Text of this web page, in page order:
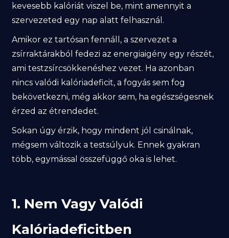
kevesebb kalóriát viszel be, mint amennyit a
szervezeted egy nap alatt felhasznál.
Amikor ez tartósan fennáll, a szervezet a
zsírraktárakból fedezi az energiaigény egy részét,
ami testzsírcsökkenéshez vezet. Ha azonban
nincs valódi kalóriadeficit, a fogyás sem fog
bekövetkezni, még akkor sem, ha egészségesnek
érzed az étrendedet.
Sokan úgy érzik, hogy mindent jól csinálnak,
mégsem változik a testsúlyuk. Ennek gyakran
több, egymással összefüggő oka is lehet.
1. Nem Vagy Valódi
Kalóriadeficitben